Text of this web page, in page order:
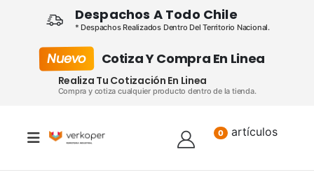
Despachos A Todo Chile
* Despachos Realizados Dentro Del Territorio Nacional.
Nuevo Cotiza Y Compra En Linea
Realiza Tu Cotización En Linea
Compra y cotiza cualquier producto dentro de la tienda.
0 artículos